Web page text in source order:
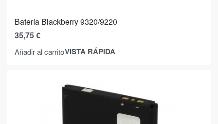
Batería Blackberry 9320/9220
35,75€
Añadir al carritoVISTA RÁPIDA